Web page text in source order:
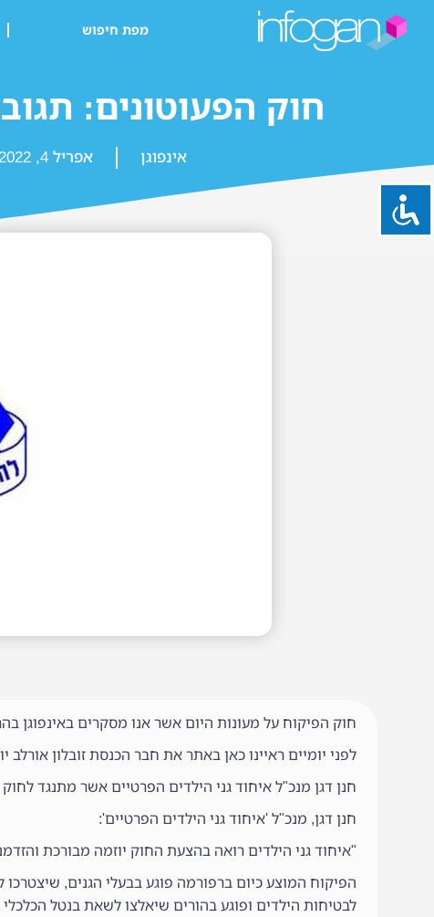
מפת חיפוש
חוק הפעוטונים:
אינפוגן אפריל 4, 2022
חוק הפיקוח על מעונות היום אשר אנו מסקרים
לפני יומיים ראיינו כאן באתר את חבר הכנסת זובלון
חנן דגן מנכ"ל איחוד גני הילדים הפרטיים אשר מתנגד
חנן דגן, מנכ"ל 'איחוד גני הילדים הפרטיים':
"איחוד גני הילדים רואה בהצעת החוק יוזמה מבורכת
הפיקוח המוצע כיום ברפורמה פוגע בבעלי הגנים,
לבטיחות הילדים ופוגע בהורים שיאלצו לשאת בנטל הכלכלי